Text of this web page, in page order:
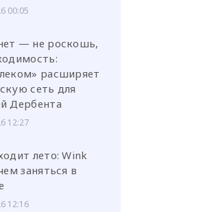
00:05
— не роскошь,
расширяет
сеть для
Дербента
12:27
лето: Wink
заняться в
12:16